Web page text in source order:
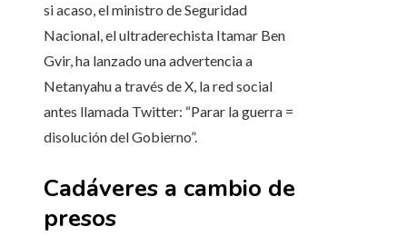
si acaso, el ministro de Seguridad
Nacional, el ultraderechista Itamar Ben
Gvir, ha lanzado una advertencia a
Netanyahu a través de X, la red social
antes llamada Twitter: “Parar la guerra =
disolución del Gobierno”.
Cadáveres a cambio de
presos